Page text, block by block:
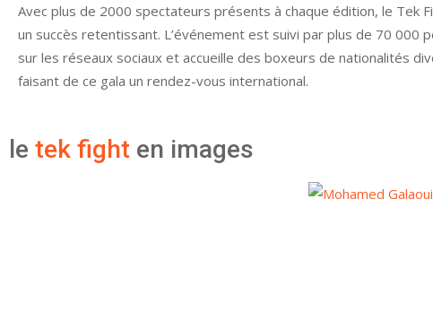
Avec plus de 2000 spectateurs présents à chaque édition, le Tek
un succès retentissant. L’événement est suivi par plus de 70 000
sur les réseaux sociaux et accueille des boxeurs de nationalités
faisant de ce gala un rendez-vous international.
le tek fight en images